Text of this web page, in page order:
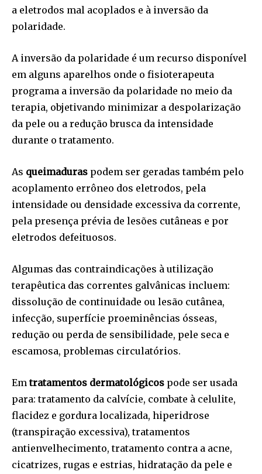
a eletrodos mal acoplados e à inversão da
polaridade.
A inversão da polaridade é um recurso disponível
em alguns aparelhos onde o fisioterapeuta
programa a inversão da polaridade no meio da
terapia, objetivando minimizar a despolarização
da pele ou a redução brusca da intensidade
durante o tratamento.
As queimaduras podem ser geradas também pelo
acoplamento errôneo dos eletrodos, pela
intensidade ou densidade excessiva da corrente,
pela presença prévia de lesões cutâneas e por
eletrodos defeituosos.
Algumas das contraindicações à utilização
terapêutica das correntes galvânicas incluem:
dissolução de continuidade ou lesão cutânea,
infecção, superfície proeminências ósseas,
redução ou perda de sensibilidade, pele seca e
escamosa, problemas circulatórios.
Emtratamentos dermatológicos pode ser usada
para: tratamento da calvície, combate à celulite,
flacidez e gordura localizada, hiperidrose
(transpiração excessiva), tratamentos
antienvelhecimento, tratamento contra a acne,
cicatrizes, rugas e estrias, hidratação da pele e